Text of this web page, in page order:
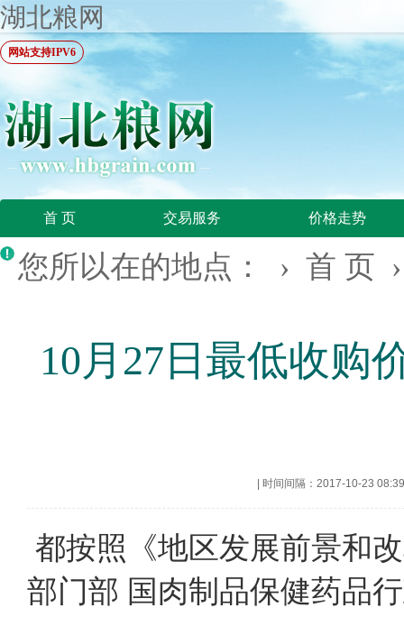
湖北粮网
网站支持IPV6
首 页 交易服务 价格走势
您所以在的地点： › 首 页
10月27日最低收购
时间间隔：2017-10-23 08:39
都按照《地区发展前景和
部门部 国肉制品保健药品